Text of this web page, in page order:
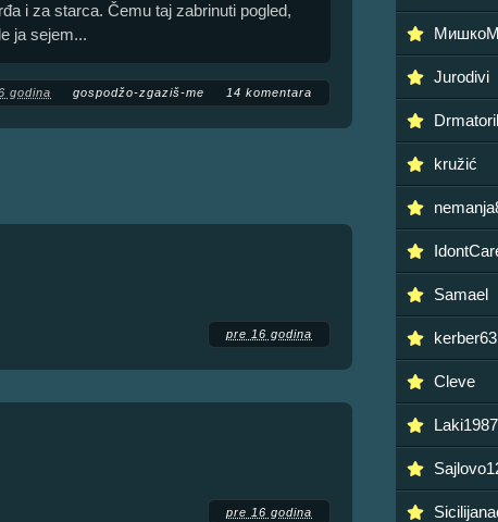
i za starca. Čemu taj zabrinuti pogled,
ja sejem...
godina gospodžo-zgaziš-me 14 komentara
pre 16 godina
pre 16 godina
Jurodivi
kružić
Samael
kerber63
Cleve
Laki1987